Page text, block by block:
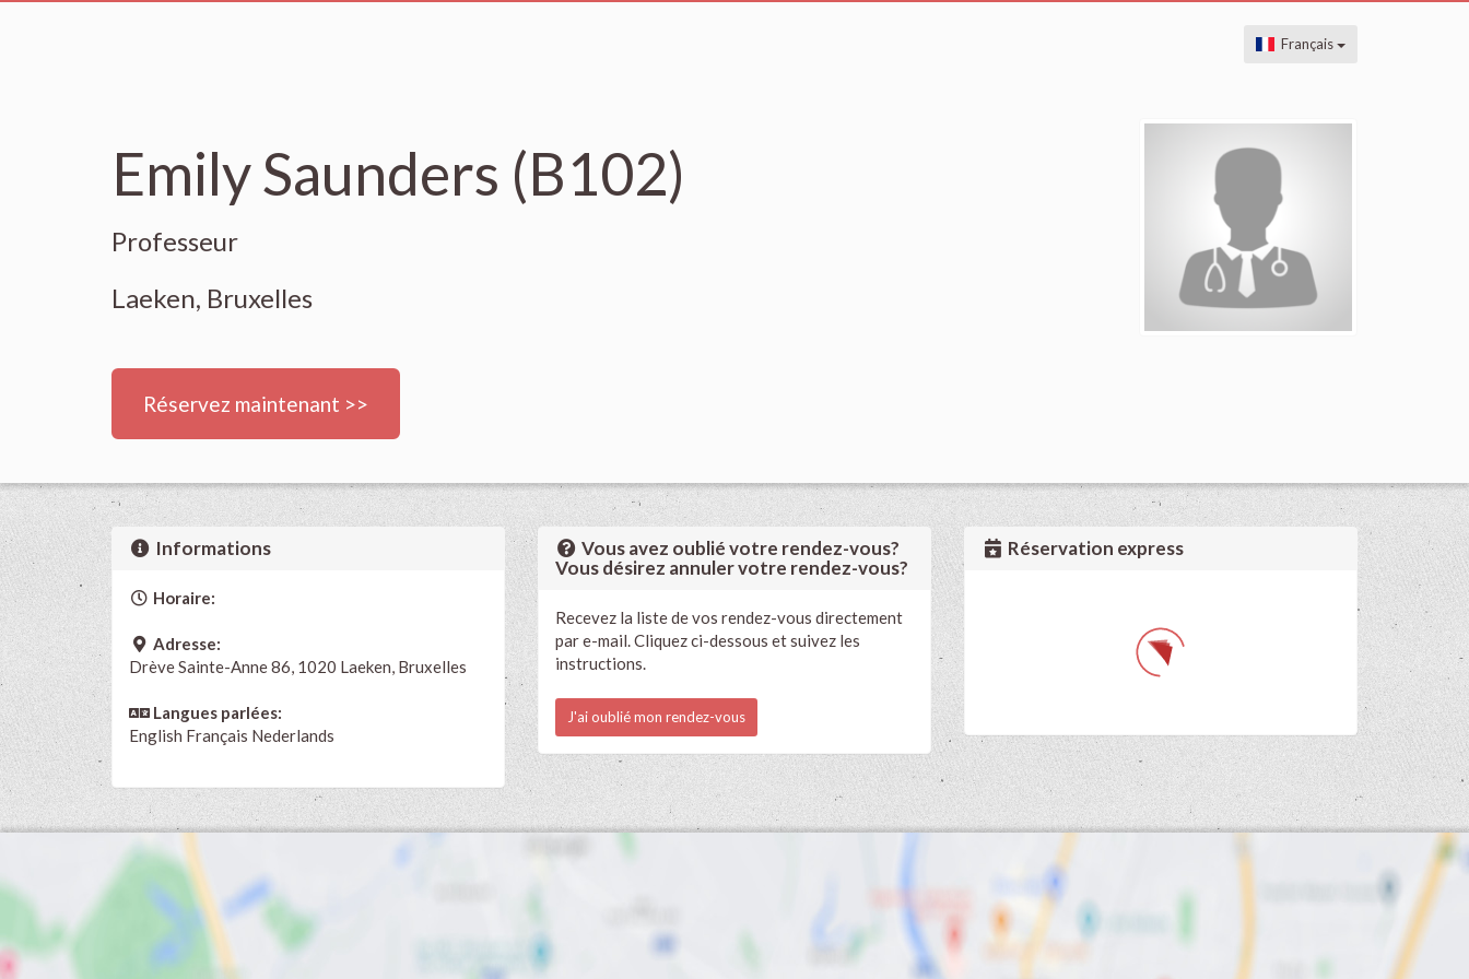
Français
Emily Saunders (B102)
Professeur
Laeken, Bruxelles
Réservez maintenant >>
Informations
Horaire:
Adresse:
Drève Sainte-Anne 86, 1020 Laeken, Bruxelles
Langues parlées:
English Français Nederlands
Vous avez oublié votre rendez-vous?
Vous désirez annuler votre rendez-vous?
Recevez la liste de vos rendez-vous directement
par e-mail. Cliquez ci-dessous et suivez les
instructions.
J'ai oublié mon rendez-vous
Réservation express